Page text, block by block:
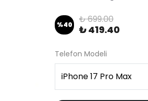
%40 ₺ 699.00
₺ 419.40
Telefon Modeli